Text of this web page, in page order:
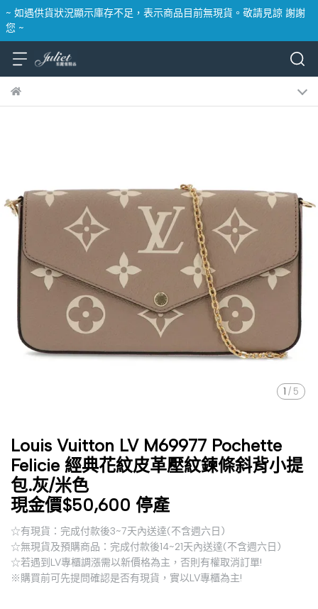
~ 如遇供貨狀況顯示庫存不足，表示商品目前無現貨。敬請見諒 謝謝
您 ~
1 / 5
Louis Vuitton LV M69977 Pochette
Felicie 經典花紋皮革壓紋鍊條斜背小提
包.灰/米色
現金價$50,600 停產
☆有現貨：完成付款後3~7天內送達(不含週六日)
☆無現貨及預購商品：完成付款後14~21天內送達(不含週六日)
☆若遇到LV專櫃調漲需以新價格為主，否則有權取消訂單!
※購買前可先提問確認是否有現貨，實以LV專櫃為主!